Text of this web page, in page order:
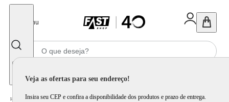
Menu
Veja as ofertas para seu endereço!
Insira seu CEP e confira a disponibilidade dos produtos e prazo de entrega.
Home Áudio / Caixa de Som